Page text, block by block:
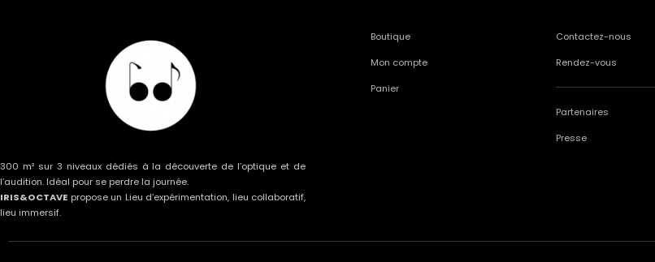
300 m² sur 3 niveaux dédiés à la découverte de l’optique et de
l’audition. Idéal pour se perdre la journée.
IRIS&OCTAVE propose un Lieu d’expérimentation, lieu collaboratif,
lieu immersif.
Boutique
Mon compte
Panier
Contactez-nous
Rendez-vous
Partenaires
Presse